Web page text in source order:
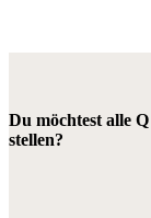
Du möchtest alle
stellen?